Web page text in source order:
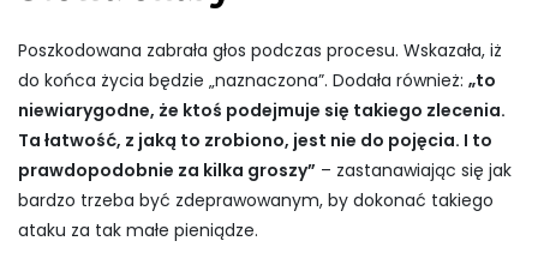
Poszkodowana zabrała głos podczas procesu. Wskazała, iż
do końca życia będzie „naznaczona”. Dodała również: „to
niewiarygodne, że ktoś podejmuje się takiego zlecenia.
Ta łatwość, z jaką to zrobiono, jest nie do pojęcia. I to
prawdopodobnie za kilka groszy” – zastanawiając się jak
bardzo trzeba być zdeprawowanym, by dokonać takiego
ataku za tak małe pieniądze.